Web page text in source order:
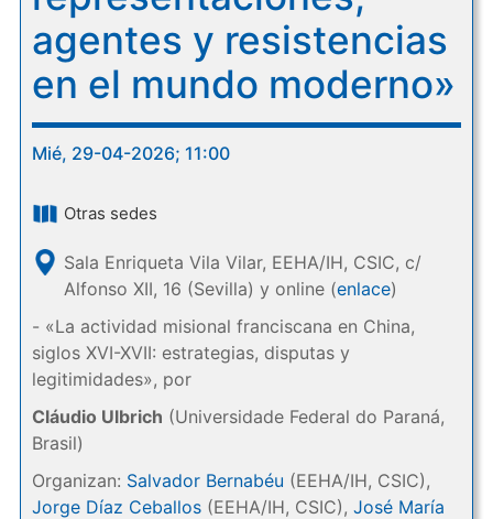
agentes y resistencias
en el mundo moderno»
Mié, 29-04-2026; 11:00
Otras sedes
Sala Enriqueta Vila Vilar, EEHA/IH, CSIC, c/
Alfonso XII, 16 (Sevilla) y online (enlace)
- «La actividad misional franciscana en China,
siglos XVI-XVII: estrategias, disputas y
legitimidades», por
Cláudio Ulbrich (Universidade Federal do Paraná,
Brasil)
Organizan: Salvador Bernabéu (EEHA/IH, CSIC),
Jorge Díaz Ceballos(EEHA/IH, CSIC), José María